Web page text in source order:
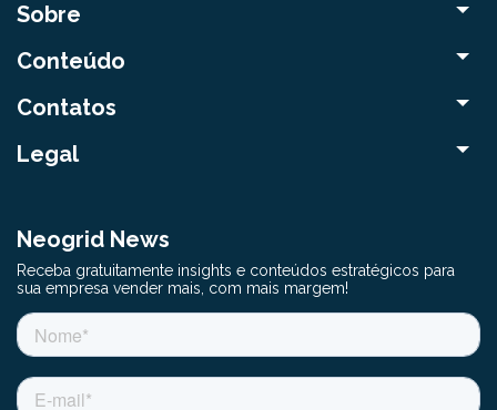
Sobre
Conteúdo
Contatos
Legal
Neogrid News